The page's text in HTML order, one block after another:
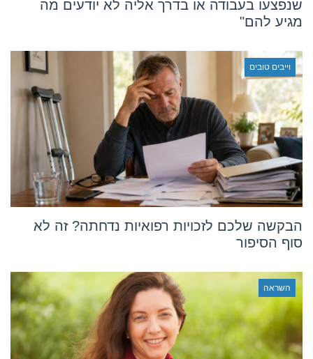
שנפצעו בעבודה או בדרך אליה לא יודעים מה
מגיע להם"
וייבים טובים
הבקשה שלכם לזכויות רפואיות נדחתה? זה לא
סוף הסיפור
השראה